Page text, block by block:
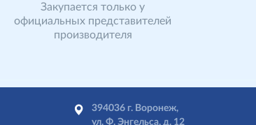
Закупается только у
официальных представителей
производителя
предоставляются по Вашему
требованию перевозится и
хранится с соблюдением
394036 г. Воронеж,
ул. Ф. Энгельса, д. 12